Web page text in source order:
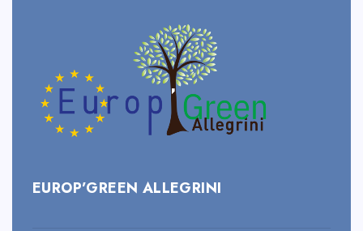
EUROP’GREEN ALLEGRINI